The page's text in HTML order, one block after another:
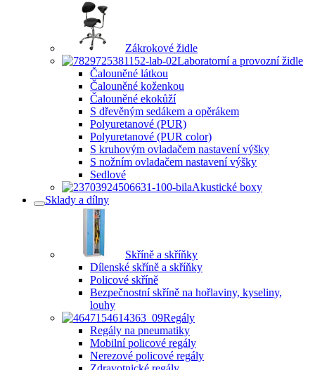
Zákrokové židle
Laboratorní a provozní židle
Čalouněné látkou
Čalouněné koženkou
Čalouněné ekokůží
S dřevěným sedákem a opěrákem
Polyuretanové (PUR)
Polyuretanové (PUR color)
S kruhovým ovladačem nastavení výšky
S nožním ovladačem nastavení výšky
Sedlové
Akustické boxy
Sklady a dílny
Skříně a skříňky
Dílenské skříně a skříňky
Policové skříně
Bezpečnostní skříně na hořlaviny, kyseliny,
louhy
Regály
Regály na pneumatiky
Mobilní policové regály
Nerezové policové regály